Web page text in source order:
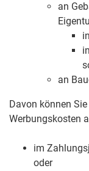
an
an
Davon können
Werbungskosten
im
oder